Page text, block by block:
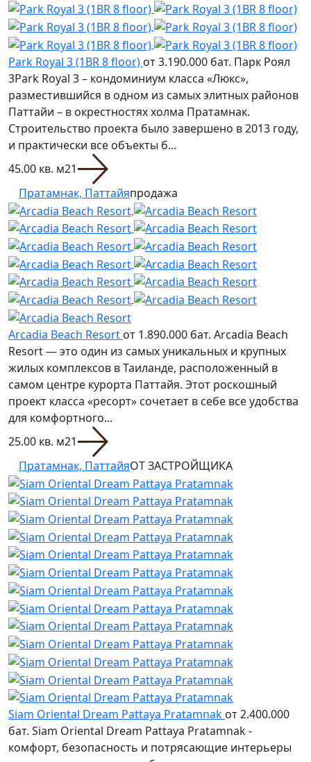
Park Royal 3 (1BR 8 floor) от 3.190.000 бат. Парк Роял
3Park Royal 3 – кондоминиум класса «Люкс»,
разместившийся в одном из самых элитных районов
Паттайи – в окрестностях холма Пратамнак.
Строительство проекта было завершено в 2013 году,
и практически все объекты б...
45.00 кв. м21
Пратамнак, Паттайяпродажа
Arcadia Beach Resort от 1.890.000 бат. Arcadia Beach
Resort — это один из самых уникальных и крупных
жилых комплексов в Таиланде, расположенный в
самом центре курорта Паттайя. Этот роскошный
проект класса «ресорт» сочетает в себе все удобства
для комфортного...
25.00 кв. м21
Пратамнак, ПаттайяОТ ЗАСТРОЙЩИКА
Siam Oriental Dream Pattaya Pratamnak от 2.400.000
бат. Siam Oriental Dream Pattaya Pratamnak -
комфорт, безопасность и потрясающие интерьеры